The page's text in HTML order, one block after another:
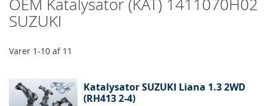
OEM Katalysator (KAT) 1411070H02
SUZUKI
Varer 1-10 af 11
Katalysator SUZUKI Liana 1.3 2WD
(RH413 2-4)